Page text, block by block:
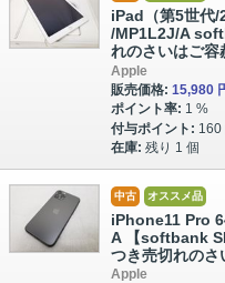
iPad（第5世代
/MP1L2J/A
れのさいはご容
Apple
販売価格: 15,980
ポイント率: 1 %
付与ポイント: 160
在庫: 残り 1 個
中古 オススメ品
iPhone11 Pro
A 【softbank
つき売切れのさ
Apple